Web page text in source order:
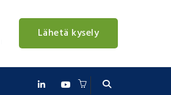
Lähetä kysely